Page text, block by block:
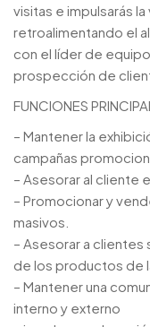
visitas e impulsarás
retroalimentando el
con el líder de
prospección de
FUNCIONES
– Mantener la
campañas
– Asesorar al cliente
– Promocionar y
masivos.
– Asesorar a
de los productos de
– Mantener una
interno y externo